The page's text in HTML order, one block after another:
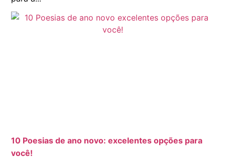
10 Poesias de ano novo: excelentes opções para
você!